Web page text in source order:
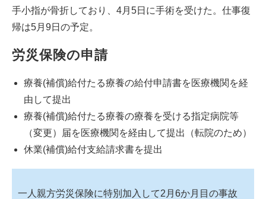
手小指が骨折しており、4月5日に手術を受けた。仕事復
帰は5月9日の予定。
労災保険の申請
療養(補償)給付たる療養の給付申請書を医療機関を経
由して提出
療養(補償)給付たる療養の療養を受ける指定病院等
（変更）届を医療機関を経由して提出（転院のため）
休業(補償)給付支給請求書を提出
一人親方労災保険に特別加入して2月6か月目の事故